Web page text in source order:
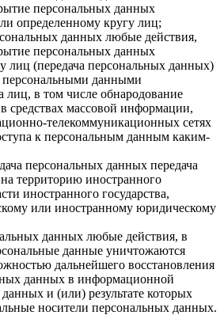
персональных данных
определенному кругу лиц;
данных любые действия,
персональных данных
лиц (передача персональных данных)
персональными данными
лиц, в том числе обнародование
средствах массовой информации,
телекоммуникационных сетях
к персональным данным каким-
персональных данных передача
территорию иностранного
иностранного государства,
или иностранному юридическому
данных любые действия, в
данные уничтожаются
дальнейшего восстановления
данных в информационной
и (или) результате которых
носители персональных данных.